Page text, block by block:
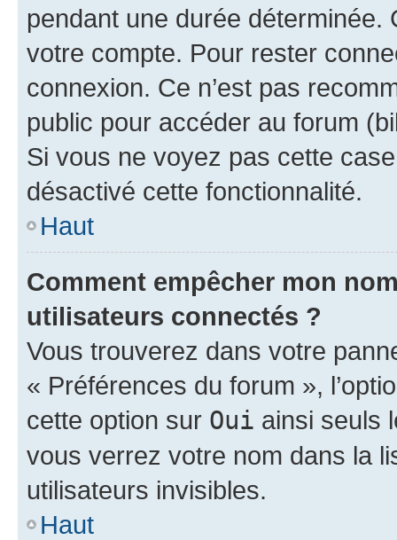
pendant une durée déterminée.
votre compte. Pour rester
connexion. Ce n’est pas
public pour accéder au forum
Si vous ne voyez pas cette
désactivé cette fonctionnalité.
Haut
Comment empêcher mon
utilisateurs connectés ?
Vous trouverez dans votre
« Préférences du forum »,
cette option sur Oui ainsi seuls
vous verrez votre nom dans la
utilisateurs invisibles.
Haut